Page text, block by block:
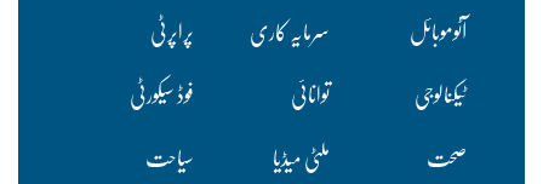
آٹوموبائل
سرمایہ کاری
پراپرٹی
ٹیکنالوجی
توانائی
فوڈ سیکورٹی
صحت
ملٹی میڈیا سیاحت